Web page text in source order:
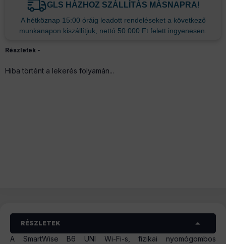
GLS HÁZHOZ SZÁLLÍTÁS MÁSNAPRA!
A hétköznap 15:00 óráig leadott rendeléseket a következő
munkanapon kiszállítjuk, nettó 50.000 Ft felett ingyenesen.
Részletek
Hiba történt a lekerés folyamán...
RÉSZLETEK
A SmartWise B6 UNI Wi-Fi-s, fizikai nyomógombos